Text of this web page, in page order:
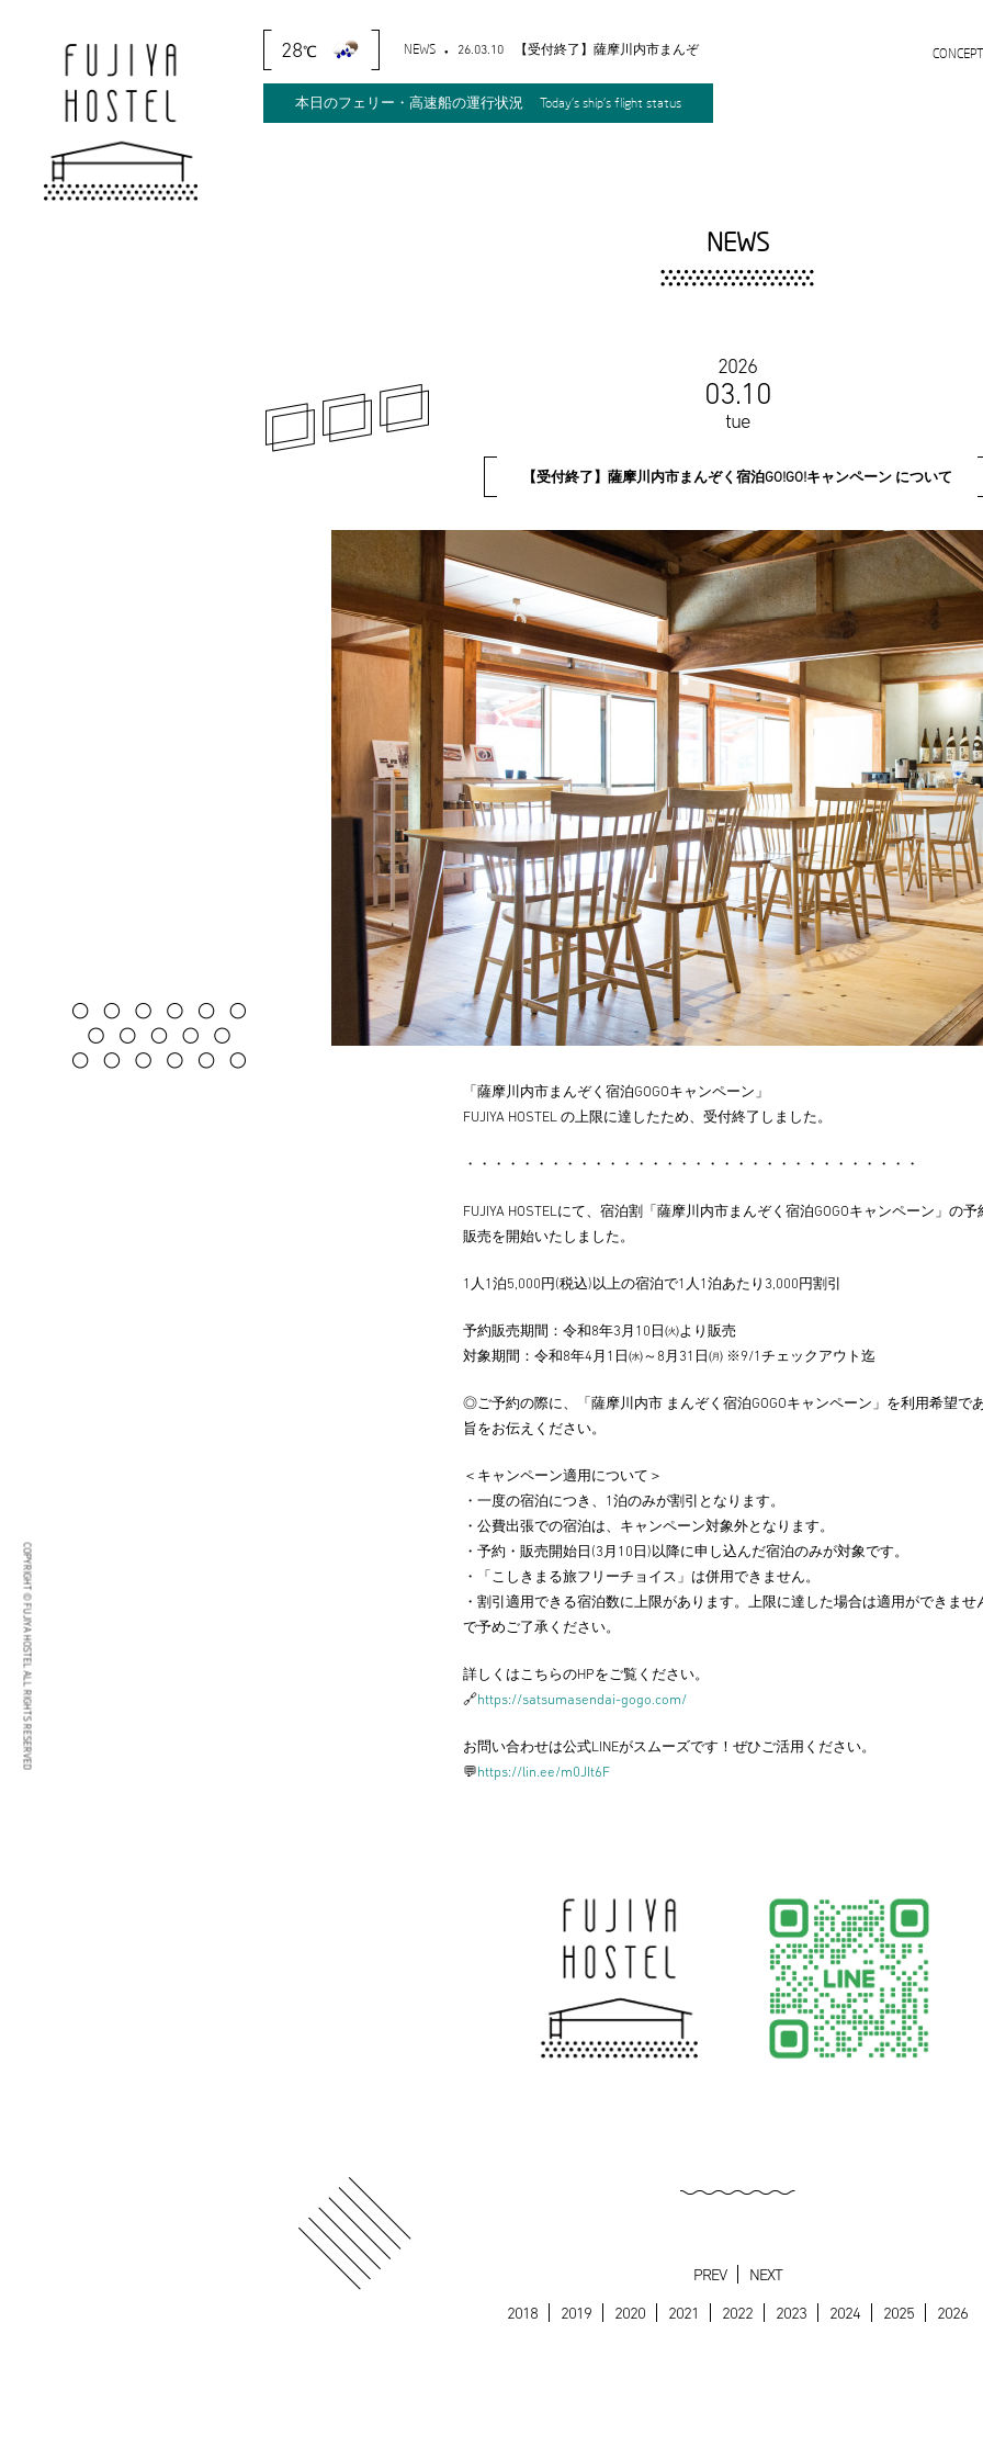
CONCEPT
28℃ NEWS 26.03.10
【受付終了】薩摩川内市まんぞ
本日のフェリー・高速船の運行状況 Today's ship's flight status
NEWS
2026
03.10
tue
【受付終了】薩摩川内市まんぞく宿泊GO!GO!キャンペーン について
「薩摩川内市まんぞく宿泊GOGOキャンペーン」
FUJIYA HOSTEL の上限に達したため、受付終了しました。
・・・・・・・・・・・・・・・・・・・・・・・・・・・・・・・・
FUJIYA HOSTELにて、宿泊割「薩摩川内市まんぞく宿泊GOGOキャンペーン」の予
販売を開始いたしました。
1人1泊5,000円(税込)以上の宿泊で1人1泊あたり3,000円割引
予約販売期間：令和8年3月10日㈫より販売
対象期間：令和8年4月1日㈬～8月31日㈪ ※9/1チェックアウト迄
◎ご予約の際に、「薩摩川内市 まんぞく宿泊GOGOキャンペーン」を利用希望で
旨をお伝えください。
＜キャンペーン適用について＞
・一度の宿泊につき、1泊のみが割引となります。
・公費出張での宿泊は、キャンペーン対象外となります。
・予約・販売開始日(3月10日)以降に申し込んだ宿泊のみが対象です。
・「こしきまる旅フリーチョイス」は併用できません。
・割引適用できる宿泊数に上限があります。上限に達した場合は適用ができませ
で予めご了承ください。
詳しくはこちらのHPをご覧ください。
🔗https://satsumasendai-gogo.com/
お問い合わせは公式LINEがスムーズです！ぜひご活用ください。
💬https://lin.ee/m0JIt6F
PREV NEXT
2018 2019 2020 2021 2022 2023 2024 2025 2026
COPYRIGHT © FUJIYA HOSTEL ALL RIGHTS RESERVED